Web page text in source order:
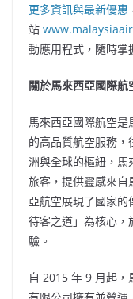
更多資訊與最新優惠
站
動應用程式，隨時掌
關於馬來西亞國際航
馬來西亞國際航空
的高品質航空服務
洲與全球的樞紐，
旅客，提供靈感來自
亞航空展現了國家
待客之道」為核心，
驗。
自 2015 年 9 月起